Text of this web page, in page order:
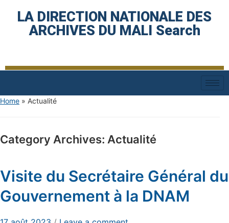
LA DIRECTION NATIONALE DES
ARCHIVES DU MALI Search
Home » Actualité
Category Archives: Actualité
Visite du Secrétaire Général du
Gouvernement à la DNAM